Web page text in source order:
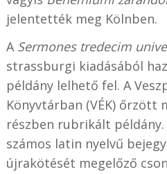
jelentették meg Kölnben.
A Sermones tredecim
strassburgi kiadásából
példány lelhető fel. A
Könyvtárban (VÉK) őrzött
részben rubrikált
számos latin nyelvű
újrakötését megelőző